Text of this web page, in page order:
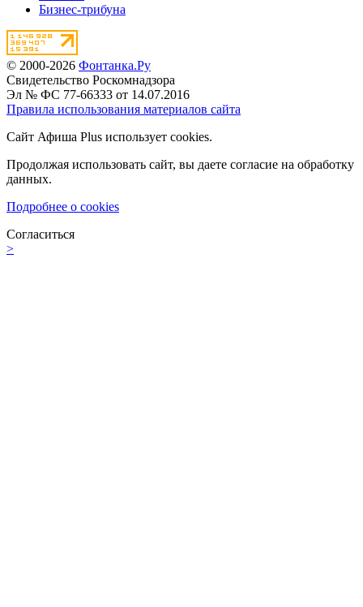
Бизнес-трибуна
© 2000-2026 Фонтанка.Ру
Свидетельство Роскомнадзора
Эл № ФС 77-66333 от 14.07.2016
Правила использования материалов сайта
Сайт Афиша Plus использует cookies.
Продолжая использовать сайт, вы даете согласие на обработку
данных.
Подробнее о cookies
Согласиться
>